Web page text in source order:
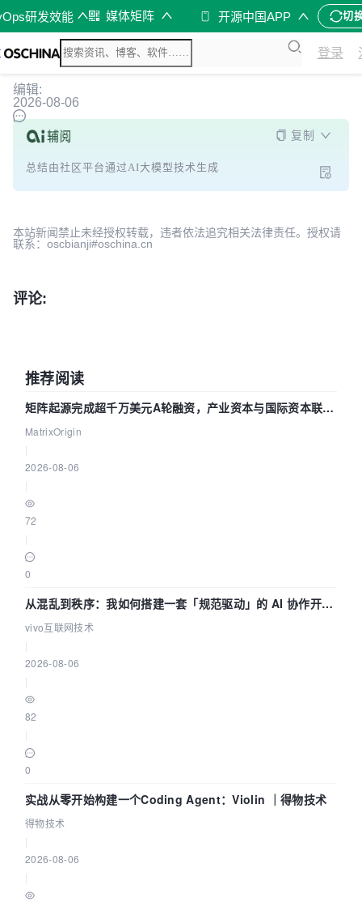
研发效能 媒体矩阵 开源中国APP 切
登录
编辑:
2026-08-06
复制
总结由社区平台通过AI大模型技术生成
本站新闻禁止未经授权转载，违者依法追究相关法律责任。授权请
联系：oscbianji#oschina.cn
评论:
推荐阅读
矩阵起源完成超千万美元A轮融资，产业资本与国际资本联手
押注企业级AI基础设施赛道
MatrixOrigin
2026-08-06
72
0
从混乱到秩序：我如何搭建一套「规范驱动」的 AI 协作开发
体系
vivo互联网技术
2026-08-06
82
0
实战从零开始构建一个Coding Agent：Violin ｜得物技术
得物技术
2026-08-06